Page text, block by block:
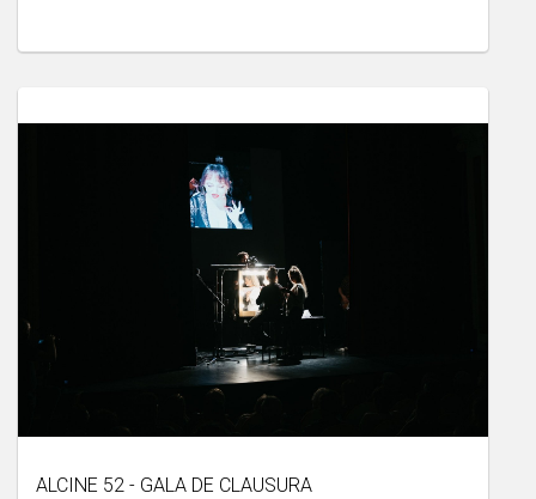
ALCINE 52 - GALA DE CLAUSURA